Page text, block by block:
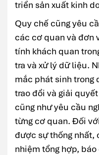
triển sản xuất kinh
Quy chế cũng yêu
các cơ quan và đơn
tính khách quan
tra và xử lý dữ liệu.
mắc phát sinh trong
trao đổi và giải
cũng như yêu cầu
từng cơ quan. Đối
được sự thống nhất,
nhiệm tổng hợp,